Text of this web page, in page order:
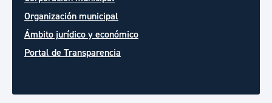
Organización municipal
Ámbito jurídico y económico
Portal de Transparencia